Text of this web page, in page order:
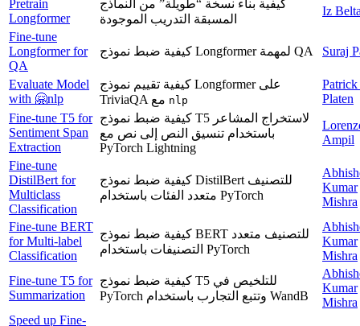
Pretrain
Longformer
كيفية بناء نسخة “طويلة” من النماذج
المسبقة التدريب الموجودة
Iz
Fine-tune
Longformer for
QA
كيفية ضبط نموذج Longformer لمهمة QA Suraj
Evaluate Model
with 🤗nlp
كيفية تقييم نموذج Longformer على
nlp
Platen
Fine-tune T5 for
Sentiment Span
Extraction
كيفية ضبط نموذج T5 لاستخراج المشاعر
باستخدام تنسيق النص إلى نص مع
PyTorch Lightning
Ampil
Fine-tune
DistilBert for
Multiclass
Classification
كيفية ضبط نموذج DistilBert للتصنيف
متعدد الفئات باستخدام PyTorch
Kumar
Mishra
Fine-tune BERT
for Multi-label
Classification
كيفية ضبط نموذج BERT للتصنيف متعدد
التصنيفات باستخدام PyTorch
Kumar
Mishra
Fine-tune T5 for
Summarization
كيفية ضبط نموذج T5 للتلخيص في
PyTorch وتتبع التجارب باستخدام WandB
Kumar
Mishra
Speed up Fine-